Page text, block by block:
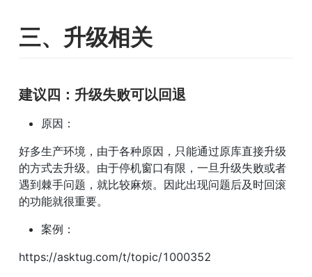
三、升级相关
建议四：升级失败可以回退
原因：
好多生产环境，由于各种原因，只能通过原库直接升级
的方式去升级。由于停机窗口有限，一旦升级失败或者
遇到棘手问题，就比较麻烦。因此出现问题后及时回滚
的功能就很重要。
案例：
https://asktug.com/t/topic/1000352